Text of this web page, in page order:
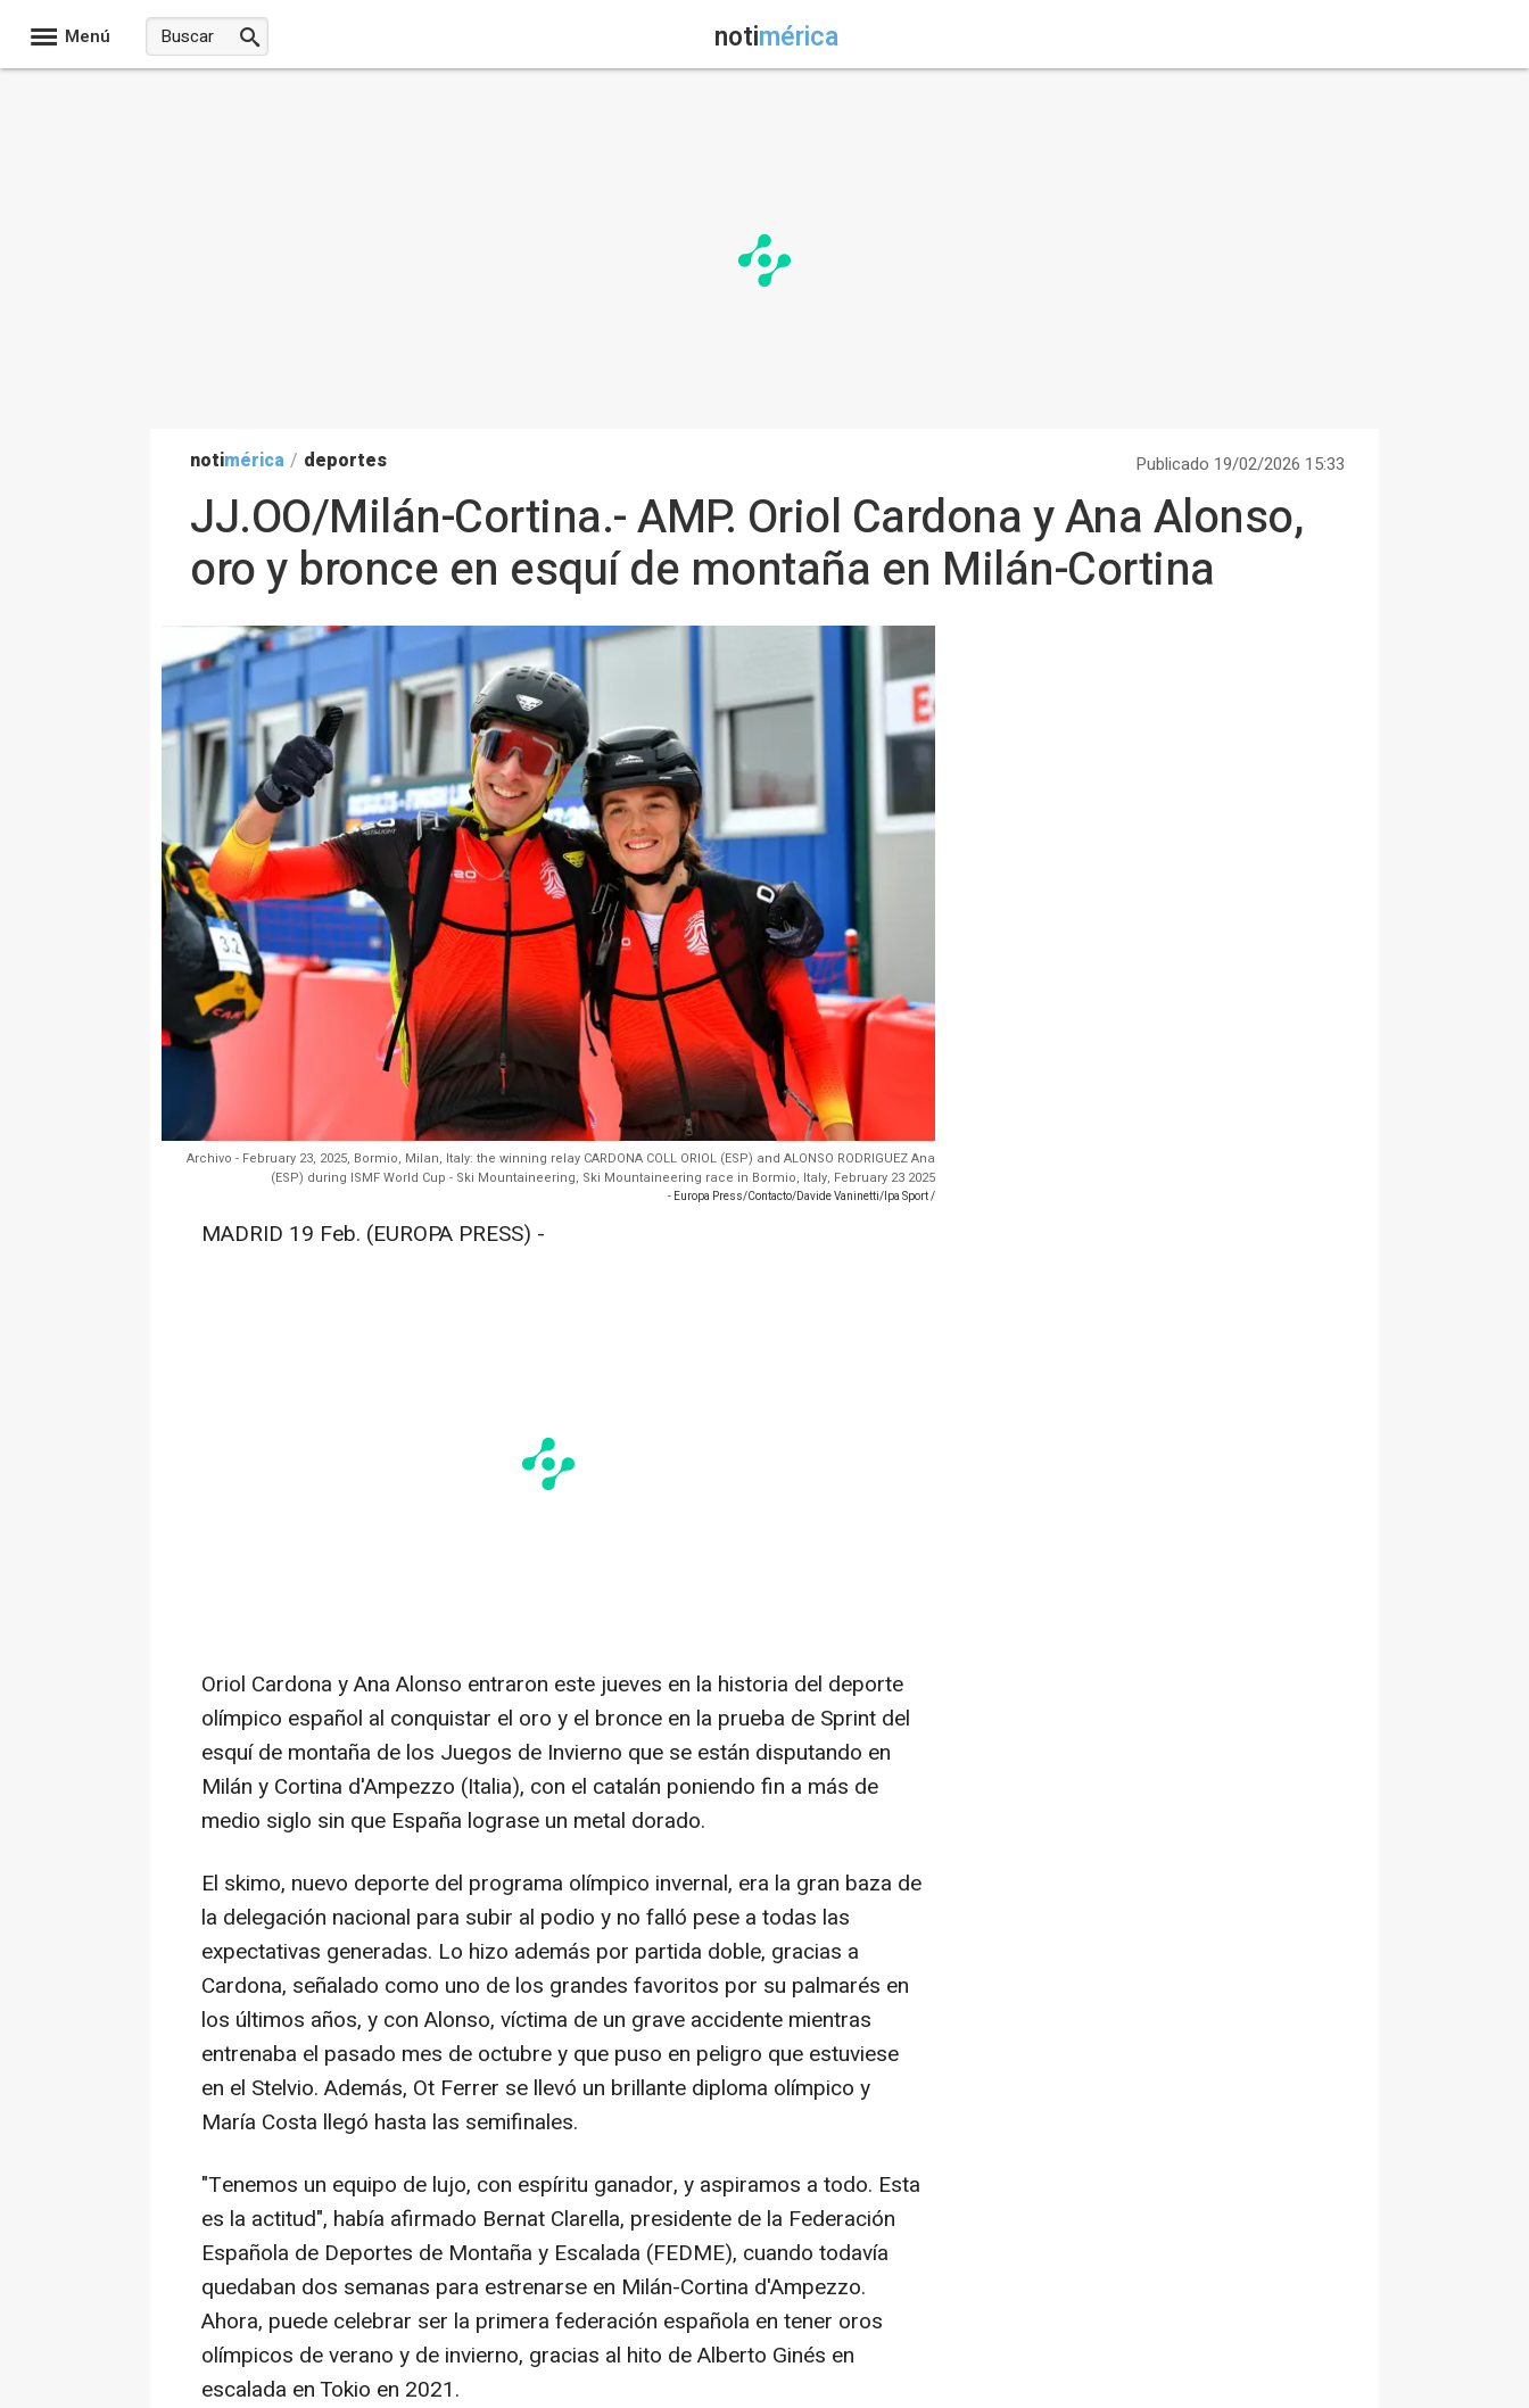
Menú notimérica
notimérica / deportes Publicado 19/02/2026 15:33
JJ.OO/Milán-Cortina.- AMP. Oriol Cardona y Ana Alonso,
oro y bronce en esquí de montaña en Milán-Cortina
Archivo - February 23, 2025, Bormio, Milan, Italy: the winning relay CARDONA COLL ORIOL (ESP) and ALONSO RODRIGUEZ Ana
(ESP) during ISMF World Cup - Ski Mountaineering, Ski Mountaineering race in Bormio, Italy, February 23 2025
- Europa Press/Contacto/Davide Vaninetti/Ipa Sport /
MADRID 19 Feb. (EUROPA PRESS) -
Oriol Cardona y Ana Alonso entraron este jueves en la historia del deporte
olímpico español al conquistar el oro y el bronce en la prueba de Sprint del
esquí de montaña de los Juegos de Invierno que se están disputando en
Milán y Cortina d'Ampezzo (Italia), con el catalán poniendo fin a más de
medio siglo sin que España lograse un metal dorado.
El skimo, nuevo deporte del programa olímpico invernal, era la gran baza de
la delegación nacional para subir al podio y no falló pese a todas las
expectativas generadas. Lo hizo además por partida doble, gracias a
Cardona, señalado como uno de los grandes favoritos por su palmarés en
los últimos años, y con Alonso, víctima de un grave accidente mientras
entrenaba el pasado mes de octubre y que puso en peligro que estuviese
en el Stelvio. Además, Ot Ferrer se llevó un brillante diploma olímpico y
María Costa llegó hasta las semifinales.
"Tenemos un equipo de lujo, con espíritu ganador, y aspiramos a todo. Esta
es la actitud", había afirmado Bernat Clarella, presidente de la Federación
Española de Deportes de Montaña y Escalada (FEDME), cuando todavía
quedaban dos semanas para estrenarse en Milán-Cortina d'Ampezzo.
Ahora, puede celebrar ser la primera federación española en tener oros
olímpicos de verano y de invierno, gracias al hito de Alberto Ginés en
escalada en Tokio en 2021.